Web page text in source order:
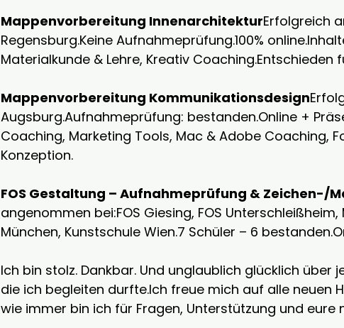
Mappenvorbereitung InnenarchitekturErfolgreich
Regensburg.Keine Aufnahmeprüfung.100%
Materialkunde & Lehre, Kreativ Coaching.Entschieden
Mappenvorbereitung Kommunikationsdesign
Augsburg.Aufnahmeprüfung: bestanden.Online +
Coaching, Marketing Tools, Mac & Adobe Coaching,
Konzeption.
FOS Gestaltung – Aufnahmeprüfung & Zeichen-/
angenommen bei:FOS Giesing, FOS
München, Kunstschule Wien.7 Schüler – 6
Ich bin stolz. Dankbar. Und unglaublich glücklich über
die ich begleiten durfte.Ich freue mich auf alle neuen
wie immer bin ich für Fragen, Unterstützung und eure